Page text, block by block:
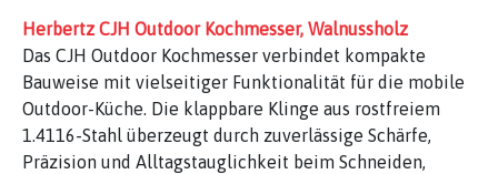
Herbertz CJH Outdoor Kochmesser, Walnussholz
Das CJH Outdoor Kochmesser verbindet kompakte
Bauweise mit vielseitiger Funktionalität für die mobile
Outdoor-Küche. Die klappbare Klinge aus rostfreiem
1.4116-Stahl überzeugt durch zuverlässige Schärfe,
Präzision und Alltagstauglichkeit beim Schneiden,